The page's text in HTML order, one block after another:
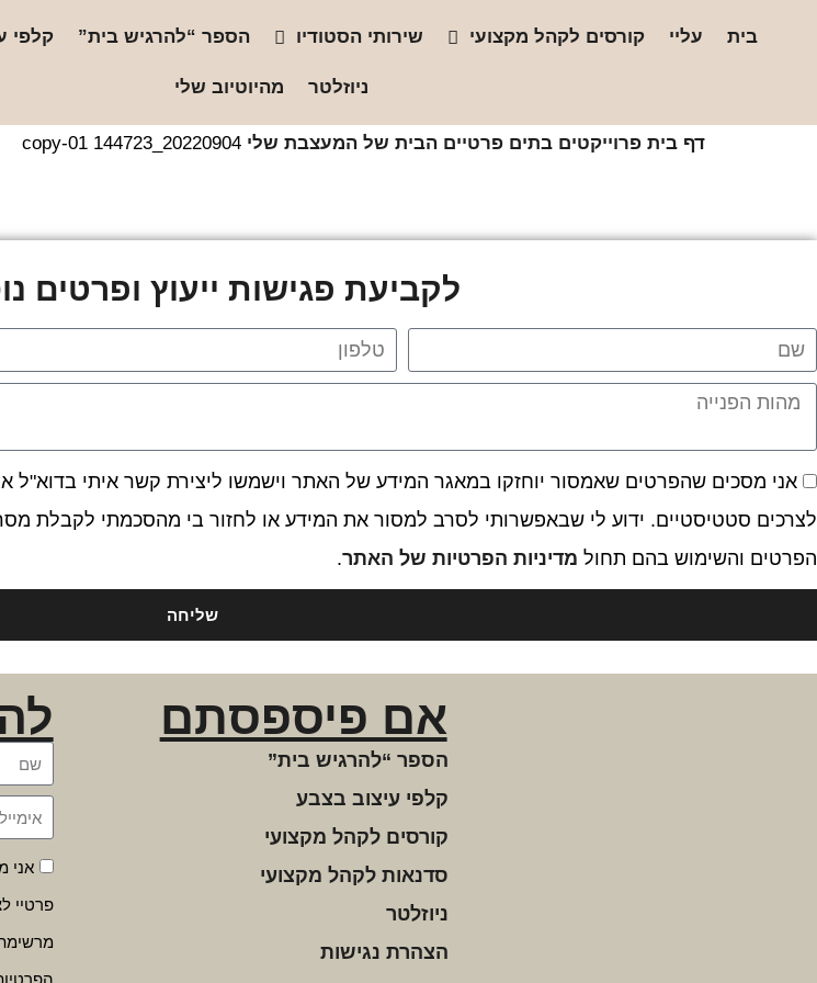
בית עליי קורסים לקהל מקצועי שירותי הסטודיו הספר “להרגיש בית” קלפי
ניוזלטר מהיוטיוב שלי
דף בית פרוייקטים בתים פרטיים הבית של המעצבת שלי 20220904_144723 copy-01
לקביעת פגישות ייעוץ ופרטים
אני מסכים שהפרטים שאמסור יוחזקו במאגר המידע של האתר וישמשו ליצירת קשר איתי בדוא"ל
לצרכים סטטיסטיים. ידוע לי שבאפשרותי לסרב למסור את המידע או לחזור בי מהסכמתי לקבלת
הפרטים והשימוש בהם תחול מדיניות הפרטיות של האתר.
שליחה
אם פיספסתם
הספר “להרגיש בית”
קלפי עיצוב בצבע
קורסים לקהל מקצועי
סדנאות לקהל מקצועי
ניוזלטר
הצהרת נגישות
אני
פרטיי